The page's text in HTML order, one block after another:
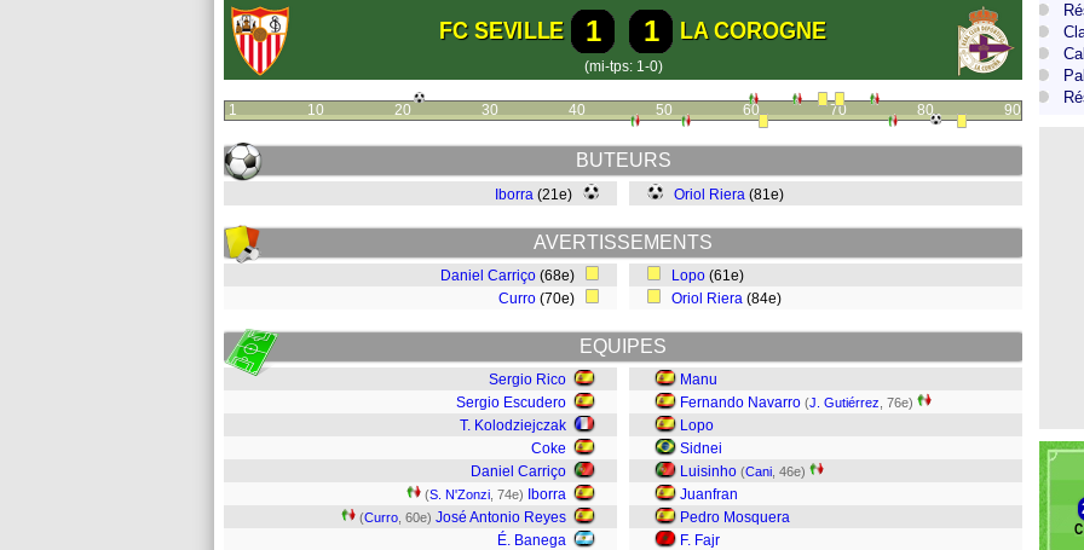
FC SEVILLE 1 1 LA COROGNE
(mi-tps: 1-0)
1 10 20 30 40 50 60 70 80 90
BUTEURS
Iborra (21e) Oriol Riera (81e)
AVERTISSEMENTS
Daniel Carriço (68e)
Curro (70e)
Lopo (61e)
Oriol Riera (84e)
EQUIPES
Sergio Rico
Sergio Escudero
T. Kolodziejczak
Coke
Daniel Carriço
(S. N'Zonzi , 74e) Iborra
(Curro , 60e) José Antonio Reyes
É. Banega
Manu
Fernando Navarro (J. Gutiérrez , 76e)
Lopo
Sidnei
Luisinho (Cani , 46e)
Juanfran
Pedro Mosquera
F. Fajr